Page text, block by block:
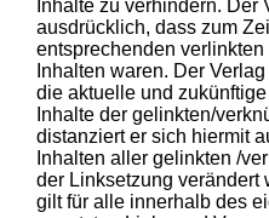
Inhalte zu verhindern. Der
ausdrücklich, dass zum
entsprechenden
Inhalten waren. Der
die aktuelle und
Inhalte der gelinkten/
distanziert er sich hiermit
Inhalten aller gelinkten /
der Linksetzung verändert
gilt für alle innerhalb des